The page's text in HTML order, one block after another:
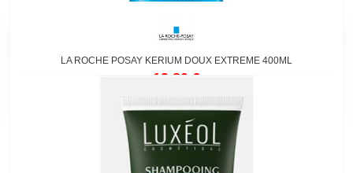
LA ROCHE POSAY KERIUM DOUX EXTREME 400ML
13,80 €